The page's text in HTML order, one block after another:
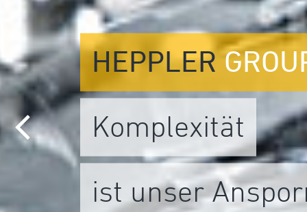
HEPPLER
Komplexität
ist unser